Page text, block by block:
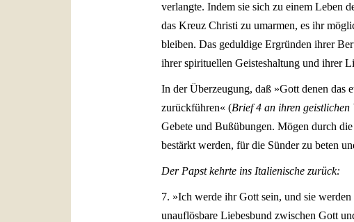
verlangte. Indem sie sich zu einem Leben
das Kreuz Christi zu umarmen, es ihr
bleiben. Das geduldige Ergründen ihrer
ihrer spirituellen Geisteshaltung und ihrer
In der Überzeugung, daß »Gott denen das
zurückführen« (Brief 4 an ihren geistlichen
Gebete und Bußübungen. Mögen durch
bestärkt werden, für die Sünder zu beten
Der Papst kehrte ins Italienische zurück:
7. »Ich werde ihr Gott sein, und sie
unauflösbare Liebesbund zwischen Gott